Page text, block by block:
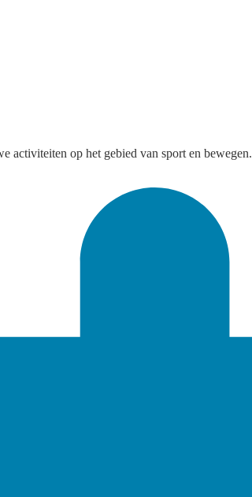
activiteiten op het gebied van sport en bewegen.